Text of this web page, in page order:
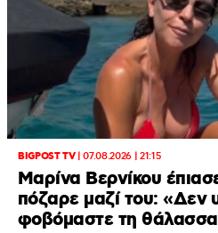
BIGPOST TV|07.08.2026 | 21:15
Μαρίνα Βερνίκου
πόζαρε μαζί του: «Δεν
φοβόμαστε τη